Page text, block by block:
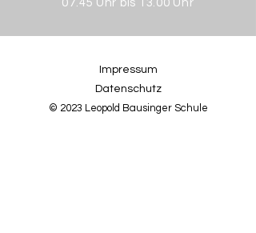
07.45 Uhr bis 13.00 Uhr
Impressum
Datenschutz
© 2023 Leopold Bausinger Schule